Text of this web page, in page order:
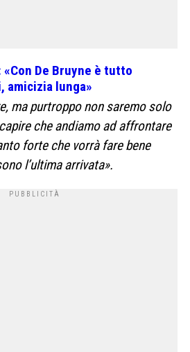
«Con De Bruyne è tutto
lunga»
ma purtroppo non saremo solo
che andiamo ad affrontare
forte che vorrà fare bene
l’ultima arrivata».